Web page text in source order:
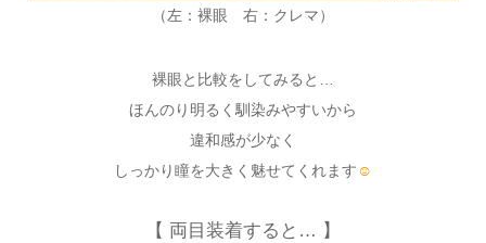
（左：裸眼 右：クレマ）
裸眼と比較をしてみると…
ほんのり明るく馴染みやすいから
違和感が少なく
しっかり瞳を大きく魅せてくれます ☺
【 両目装着すると… 】